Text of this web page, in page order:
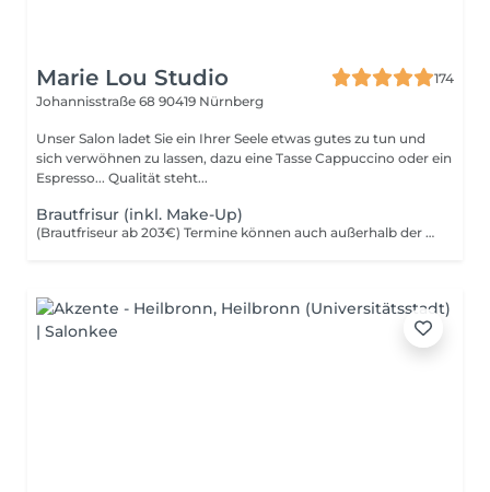
Marie Lou Studio
174
Johannisstraße 68 90419 Nürnberg
Unser Salon ladet Sie ein Ihrer Seele etwas gutes zu tun und
sich verwöhnen zu lassen, dazu eine Tasse Cappuccino oder ein
Espresso... Qualität steht...
Brautfrisur (inkl. Make-Up)
(Brautfriseur ab 203€) Termine können auch außerhalb der Öffnungszeiten stattfinden. Nach Vereinbarung und gegen Aufpreis